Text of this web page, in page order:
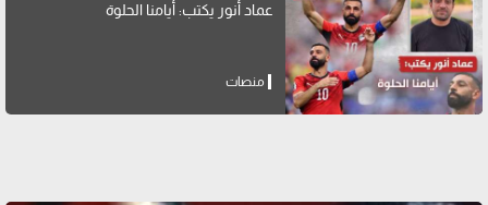
عماد أنور يكتب: أيامنا الحلوة
منصات